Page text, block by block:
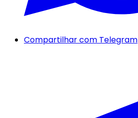
Compartilhar com Telegram